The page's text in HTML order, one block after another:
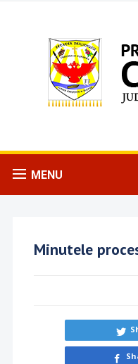
MENU
Minutele